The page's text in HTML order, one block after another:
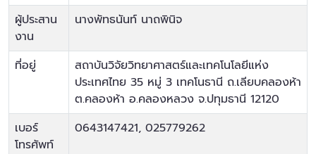
ผู้ประสาน
งาน
นางพัทธนันท์ นาถพินิจ
ที่อยู่
สถาบันวิจัยวิทยาศาสตร์และเทคโนโลยีแห่ง
ประเทศไทย 35 หมู่ 3 เทคโนธานี ถ.เลียบคลองห้า
ต.คลองห้า อ.คลองหลวง จ.ปทุมธานี 12120
เบอร์
โทรศัพท์
0643147421, 025779262